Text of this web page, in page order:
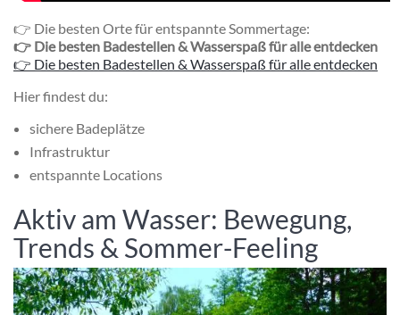
👉 Die besten Orte für entspannte Sommertage:
👉 Die besten Badestellen & Wasserspaß für alle entdecken
👉 Die besten Badestellen & Wasserspaß für alle entdecken
Hier findest du:
sichere Badeplätze
Infrastruktur
entspannte Locations
Aktiv am Wasser: Bewegung,
Trends & Sommer-Feeling